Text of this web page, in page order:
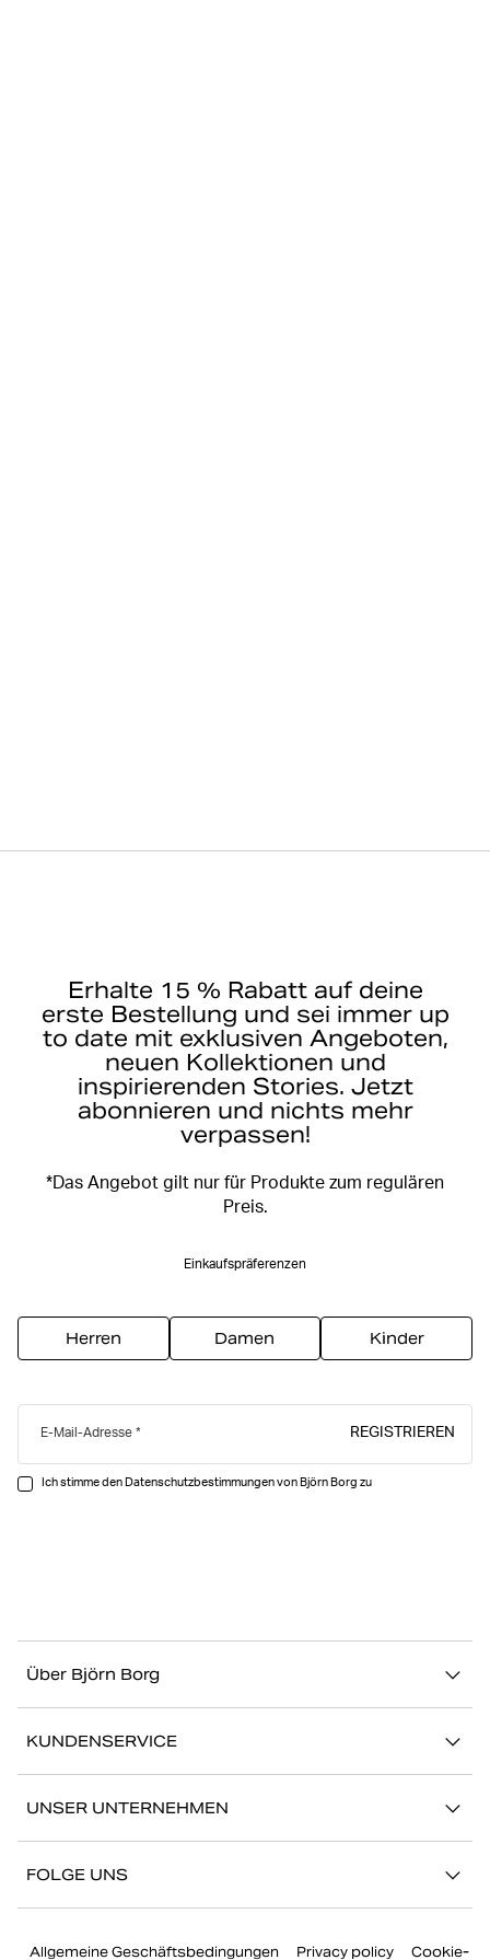
Erhalte 15 % Rabatt auf deine
erste Bestellung und sei immer up
to date mit exklusiven Angeboten,
neuen Kollektionen und
inspirierenden Stories. Jetzt
abonnieren und nichts mehr
verpassen!
*Das Angebot gilt nur für Produkte zum regulären
Preis.
Einkaufspräferenzen
Herren Damen Kinder
E-Mail-Adresse REGISTRIEREN
Ich stimme den Datenschutzbestimmungen von Björn Borg zu
Über Björn Borg
Geschichten
Storefinder
KUNDENSERVICE
Zurückkehren/Beanspruchen
Mein Konto
UNSER UNTERNEHMEN
FOLGE UNS
Allgemeine Geschäftsbedingungen Privacy policy Cookie-